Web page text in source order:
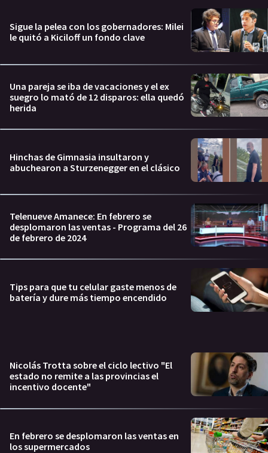
Sigue la pelea con los gobernadores: Milei
le quitó a Kiciloff un fondo clave
Una pareja se iba de vacaciones y el ex
suegro lo mató de 12 disparos: ella quedó
herida
Hinchas de Gimnasia insultaron y
abuchearon a Sturzenegger en el clásico
Telenueve Amanece: En febrero se
desplomaron las ventas - Programa del 26
de febrero de 2024
Tips para que tu celular gaste menos de
batería y dure más tiempo encendido
Nicolás Trotta sobre el ciclo lectivo "El
estado no remite a las provincias el
incentivo docente"
En febrero se desplomaron las ventas en
los supermercados